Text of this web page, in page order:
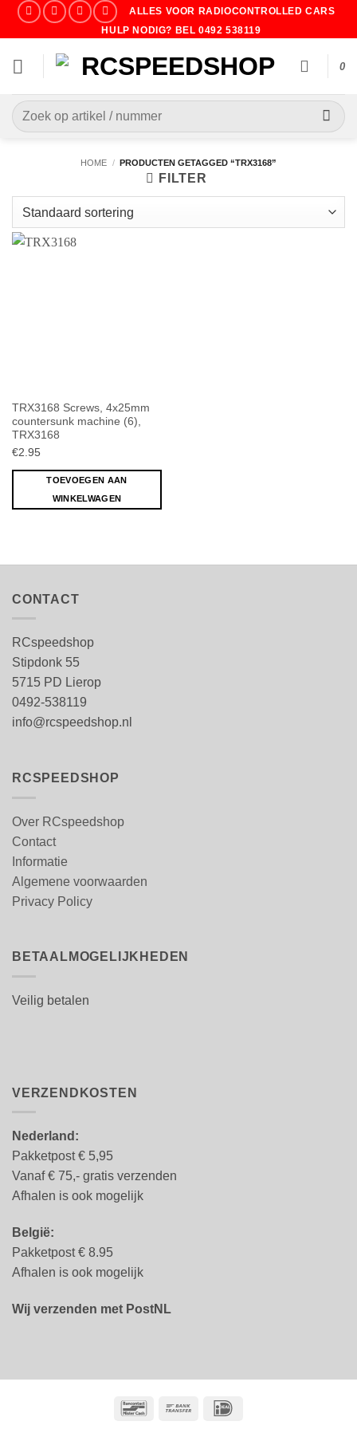
ALLES VOOR RADIOCONTROLLED CARS
HULP NODIG? BEL 0492 538119
0
Zoeken
naar:
HOME / PRODUCTEN GETAGGED “TRX3168”
FILTER
TRX3168 Screws, 4x25mm
countersunk machine (6),
TRX3168
€2.95
TOEVOEGEN AAN
WINKELWAGEN
CONTACT
RCspeedshop
Stipdonk 55
5715 PD Lierop
0492-538119
info@rcspeedshop.nl
RCSPEEDSHOP
Over RCspeedshop
Contact
Informatie
Algemene voorwaarden
Privacy Policy
BETAALMOGELIJKHEDEN
Veilig betalen
VERZENDKOSTEN
Nederland:
Pakketpost € 5,95
Vanaf € 75,- gratis verzenden
Afhalen is ook mogelijk
België:
Pakketpost € 8.95
Afhalen is ook mogelijk
Wij verzenden met PostNL
BancontactBank